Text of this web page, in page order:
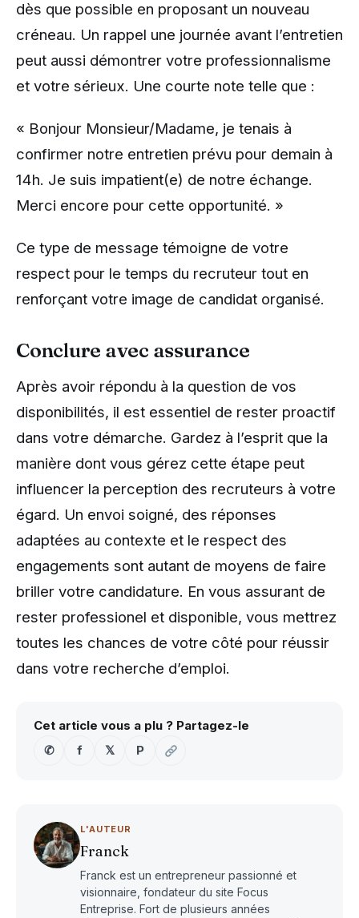
dès que possible en proposant un nouveau
créneau. Un rappel une journée avant l’entretien
peut aussi démontrer votre professionnalisme
et votre sérieux. Une courte note telle que :
« Bonjour Monsieur/Madame, je tenais à
confirmer notre entretien prévu pour demain à
14h. Je suis impatient(e) de notre échange.
Merci encore pour cette opportunité. »
Ce type de message témoigne de votre
respect pour le temps du recruteur tout en
renforçant votre image de candidat organisé.
Conclure avec assurance
Après avoir répondu à la question de vos
disponibilités, il est essentiel de rester proactif
dans votre démarche. Gardez à l’esprit que la
manière dont vous gérez cette étape peut
influencer la perception des recruteurs à votre
égard. Un envoi soigné, des réponses
adaptées au contexte et le respect des
engagements sont autant de moyens de faire
briller votre candidature. En vous assurant de
rester professionel et disponible, vous mettrez
toutes les chances de votre côté pour réussir
dans votre recherche d’emploi.
Cet article vous a plu ? Partagez-le
✆
f 𝕏 P
L'AUTEUR
Franck
Franck est un entrepreneur passionné et
visionnaire, fondateur du site Focus
Entreprise. Fort de plusieurs années